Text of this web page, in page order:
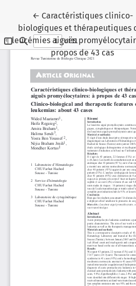
← Retourner aux
Caractéristiques clinico-
biologiques et thérapeutiques
leucémies aiguës
propos de 43 cas